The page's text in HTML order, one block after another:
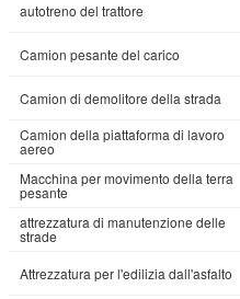
autotreno del trattore
Camion pesante del carico
Camion di demolitore della strada
Camion della piattaforma di lavoro
aereo
Macchina per movimento della terra
pesante
attrezzatura di manutenzione delle
strade
Attrezzatura per l'edilizia dall'asfalto